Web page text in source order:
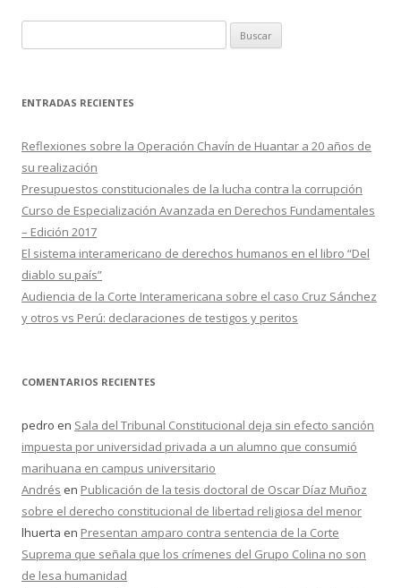
u
c
r
ENTRADAS RECIENTES
Reflexiones sobre la Operación Chavín de Huantar a 20 años de
su realización
Presupuestos constitucionales de la lucha contra la corrupción
Curso de Especialización Avanzada en Derechos Fundamentales
– Edición 2017
El sistema interamericano de derechos humanos en el libro “Del
diablo su país”
Audiencia de la Corte Interamericana sobre el caso Cruz Sánchez
y otros vs Perú: declaraciones de testigos y peritos
COMENTARIOS RECIENTES
pedro en Sala del Tribunal Constitucional deja sin efecto sanción
impuesta por universidad privada a un alumno que consumió
marihuana en campus universitario
Andrés en Publicación de la tesis doctoral de Oscar Díaz Muñoz
sobre el derecho constitucional de libertad religiosa del menor
lhuerta en Presentan amparo contra sentencia de la Corte
Suprema que señala que los crímenes del Grupo Colina no son
de lesa humanidad